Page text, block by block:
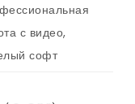
с видео,
софт